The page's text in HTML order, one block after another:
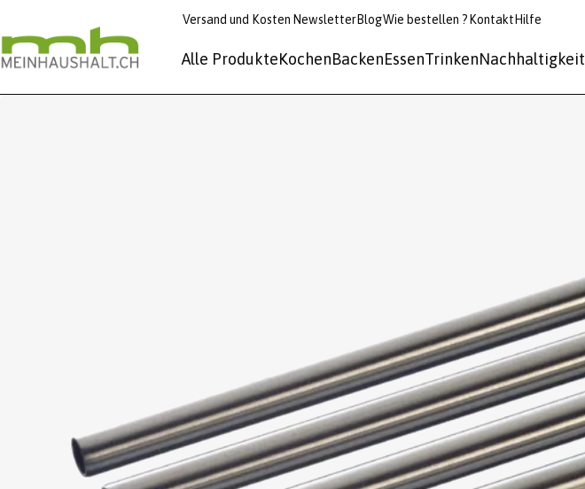
Versand und Kosten NewsletterBlogWie bestellen ? Kontakt Hilfe
Alle ProdukteKochenBackenEssenTrinkenNachhaltigkeit